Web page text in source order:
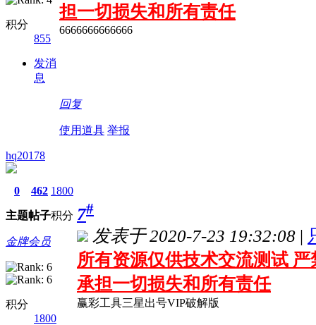
积分
855
发消
息
担一切损失和所有责任
6666666666666
回复
使用道具 举报
hq20178
0
主题
462
帖子
1800
积分
金牌会员
积分
1800
7#
发表于 2020-7-23 19:32:08 |
所有资源仅供技术交流测试
承担一切损失和所有责任
赢彩工具三星出号VIP破解版